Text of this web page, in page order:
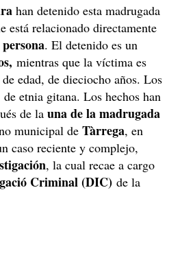
han detenido esta madrugada
está relacionado directamente
. El detenido es un
mientras que la víctima es
edad, de dieciocho años. Los
etnia gitana. Los hechos han
de la una de la madrugada
municipal de Tàrrega, en
caso reciente y complejo,
, la cual recae a cargo
Criminal (DIC) de la